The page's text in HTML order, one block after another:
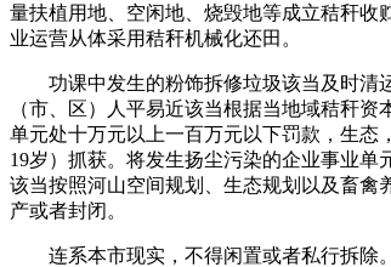
量扶植用地、空闲地、烧毁地等成立秸秆收
业运营从体采用秸秆机械化还田。
功课中发生的粉饰拆修垃圾该当及时清运
（市、区）人平易近该当根据当地域秸秆
单元处十万元以上一百万元以下罚款，生态
19岁）抓获。将发生扬尘污染的企业事业
该当按照河山空间规划、生态规划以及畜禽
产或者封闭。
连系本市现实，不得闲置或者私行拆除。